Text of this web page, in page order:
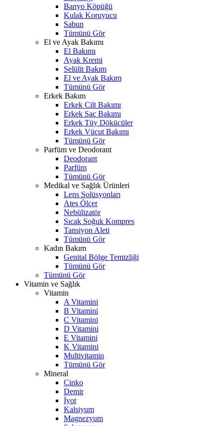
Banyo Köpüğü
Kulak Koruyucu
Sabun
Tümünü Gör
El ve Ayak Bakımı
El Bakımı
Ayak Kremi
Selülit Bakım
El ve Ayak Bakım
Tümünü Gör
Erkek Bakım
Erkek Cilt Bakımı
Erkek Saç Bakımı
Erkek Tüy Dökücüler
Erkek Vücut Bakımı
Tümünü Gör
Parfüm ve Deodorant
Deodorant
Parfüm
Tümünü Gör
Medikal ve Sağlık Ürünleri
Lens Solüsyonları
Ateş Ölçer
Nebülizatör
Sıcak Soğuk Kompres
Tansiyon Aleti
Tümünü Gör
Kadın Bakım
Genital Bölge Temizliği
Tümünü Gör
Tümünü Gör
Vitamin ve Sağlık
Vitamin
A Vitamini
B Vitamini
C Vitamini
D Vitamini
E Vitamini
K Vitamini
Multivitamin
Tümünü Gör
Mineral
Çinko
Demir
İyot
Kalsiyum
Magnezyum